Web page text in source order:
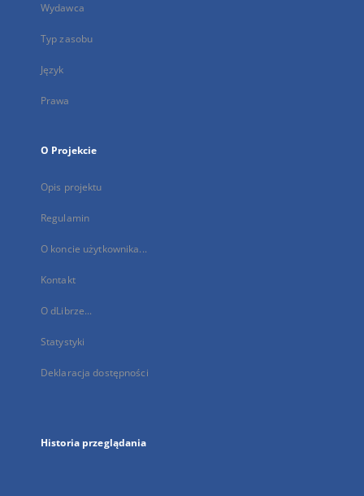
Wydawca
Typ zasobu
Język
Prawa
O Projekcie
Opis projektu
Regulamin
O koncie użytkownika...
Kontakt
O dLibrze...
Statystyki
Deklaracja dostępności
Historia przeglądania